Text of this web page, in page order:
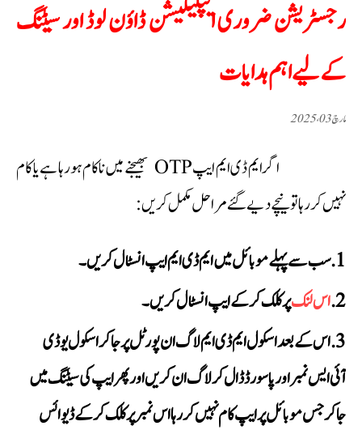
رجسٹریشن ضروری ایپلیکیشن ڈاؤن لوڈ اور سیٹنگ
کے لیے اہم ہدایات
مارچ 03، 2025
اگر ایم ڈی ایم ایپ OTP بھیجنے میں ناکام ہو رہا ہے یا کام
نہیں کر رہا تو نیچے دیے گئے مراحل مکمل کریں:
سب سے پہلے موبائل میں ایم ڈی ایم ایپ انسٹال کریں۔
اس لنکپر کلک کر کے ایپ انسٹال کریں۔
اس کے بعد اسکول ایم ڈی ایم لاگ ان پورٹل پر جا کر اسکول یو ڈی
آئی ایس نمبر اور پاسورڈ ڈال کر لاگ ان کریں اور پھر ایپ کی سیٹنگ میں
جا کر جس موبائل پر ایپ کام نہیں کر رہا اس نمبر پر کلک کر کے ڈیوائس